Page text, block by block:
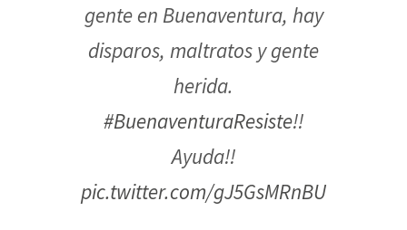
gente en Buenaventura, hay
disparos, maltratos y gente
herida.
#BuenaventuraResiste!!
Ayuda!!
pic.twitter.com/gJ5GsMRnBU